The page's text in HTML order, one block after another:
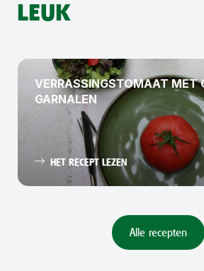
LEUK
VERRASSINGSTOMAAT MET
GARNALEN
HET RECEPT LEZEN
Alle recepten